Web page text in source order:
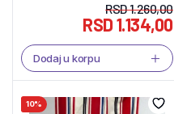
RSD1.260,00
RSD1.134,00
Dodaj u korpu
10%